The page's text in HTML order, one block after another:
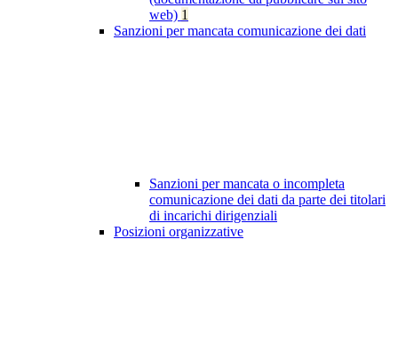
web) 1
Sanzioni per mancata comunicazione dei dati
Sanzioni per mancata o incompleta
comunicazione dei dati da parte dei titolari
di incarichi dirigenziali
Posizioni organizzative